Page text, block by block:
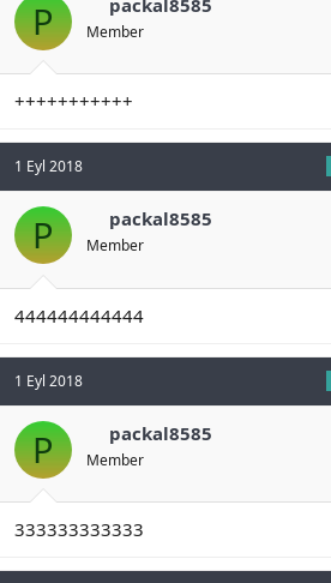
P Member
+++++++++++
1 Eyl 2018
P packal8585
Member
444444444444
1 Eyl 2018
P packal8585
Member
333333333333